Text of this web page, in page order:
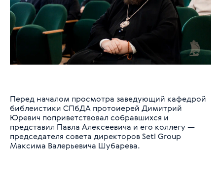
Перед началом просмотра заведующий кафедрой
библеистики СПбДА протоиерей Димитрий
Юревич поприветствовал собравшихся и
представил Павла Алексеевича и его коллегу —
председателя совета директоров Setl Group
Максима Валерьевича Шубарева.